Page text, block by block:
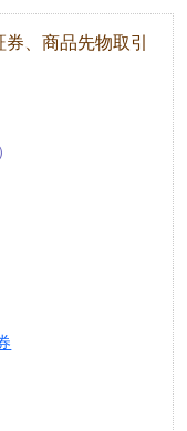
券、商品先物取引